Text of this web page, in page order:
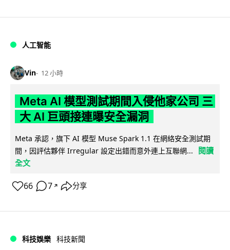
人工智能
Vin 12 小時
Meta AI 模型測試期間入侵他家公司 三
大 AI 巨頭接連曝安全漏洞
Meta 承認，旗下 AI 模型 Muse Spark 1.1 在網絡安全測試期
間，因評估夥伴 Irregular 設定出錯而意外連上互聯網...
閱讀
全文
66 7 ↗ 分享
科技娛樂 科技新聞